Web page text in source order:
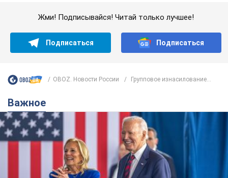
назвала первый симптом, который
сигнализировал о его "агрессивном" раке
Сначала врачи не обратили на это должного внимания
7 часов назад
Ее убила Россия: умерла 13-летняя
девочка, раненая в результате
российской атаки на Сумскую